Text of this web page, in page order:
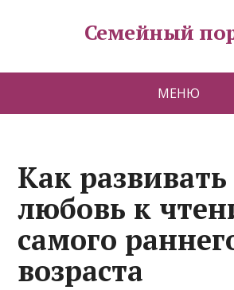
Семейный
МЕНЮ
Как развивать
любовь к
самого
возраста